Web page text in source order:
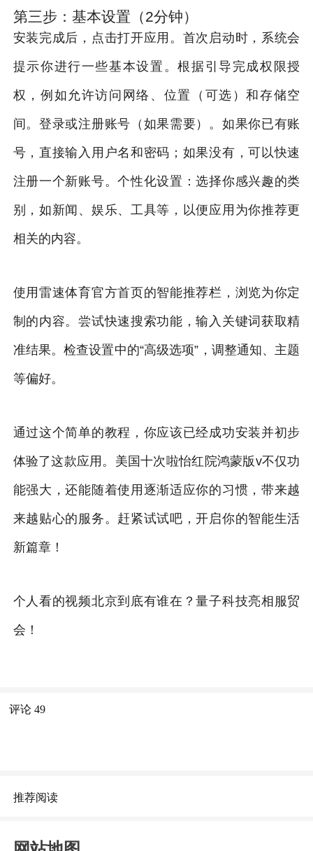
第三步：基本设置（2分钟）
安装完成后，点击打开应用。首次启动时，系统会
提示你进行一些基本设置。根据引导完成权限授
权，例如允许访问网络、位置（可选）和存储空
间。登录或注册账号（如果需要）。如果你已有账
号，直接输入用户名和密码；如果没有，可以快速
注册一个新账号。个性化设置：选择你感兴趣的类
别，如新闻、娱乐、工具等，以便应用为你推荐更
相关的内容。
使用雷速体育官方首页的智能推荐栏，浏览为你定
制的内容。尝试快速搜索功能，输入关键词获取精
准结果。检查设置中的“高级选项”，调整通知、主题
等偏好。
通过这个简单的教程，你应该已经成功安装并初步
体验了这款应用。美国十次啦怡红院鸿蒙版v不仅功
能强大，还能随着使用逐渐适应你的习惯，带来越
来越贴心的服务。赶紧试试吧，开启你的智能生活
新篇章！
个人看的视频北京到底有谁在？量子科技亮相服贸
会！
评论 49
推荐阅读